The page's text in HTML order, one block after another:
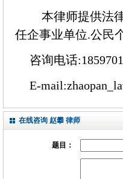
本律师提供法
任企事业单位.公民
咨询电话
E-
在线咨询 赵攀 律师
题目：